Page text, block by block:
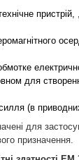
для
(в
для
призначення.